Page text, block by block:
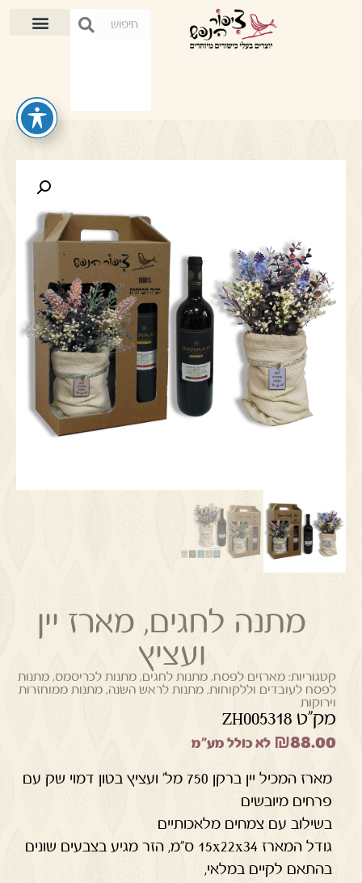
מתנה לחגים, מארז יין
ועציץ
קטגוריות: מארזים לפסח,מתנות לחגים,מתנות לכריסמס,מתנות
לפסח לעובדים וללקוחות,מתנות לראש השנה,מתנות ממוחזרות
וירוקות
מק"ט ZH005318
₪88.00 לא כולל מע"מ
מארז המכיל יין ברקן 750 מל' ועציץ בטון דמוי שק עם
פרחים מיובשים
בשילוב עם צמחים מלאכותיים
גודל המארז 15x22x34 ס"מ, הזר מגיע בצבעים שונים
בהתאם לקיים במלאי,